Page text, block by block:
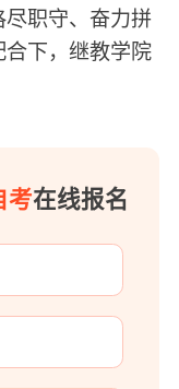
尽职守、奋力拼
下，继教学院
考在线报名